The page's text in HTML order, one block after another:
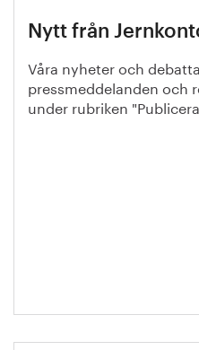
Nytt från
Våra nyheter och
pressmeddelanden och
under rubriken